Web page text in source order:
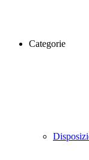
Categorie